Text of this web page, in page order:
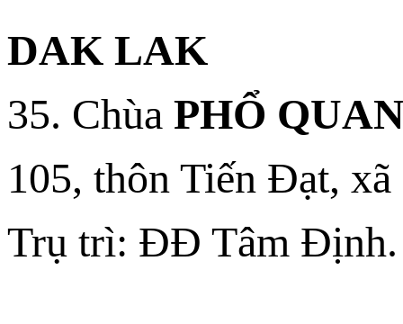
DAK LAK
35. Chùa PHỔ
105, thôn Tiến Đạt,
Trụ trì: ĐĐ Tâm Định.